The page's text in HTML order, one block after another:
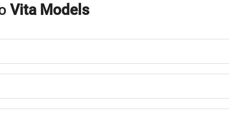
Vita Models